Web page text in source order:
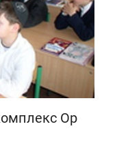
Ор